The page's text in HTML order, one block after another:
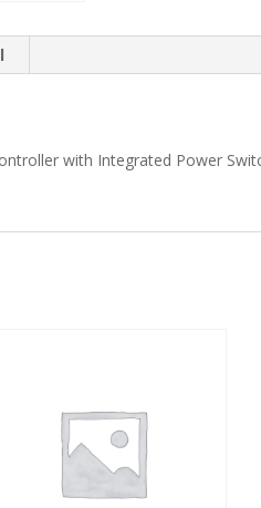
with
Integrated
with Integrated Power